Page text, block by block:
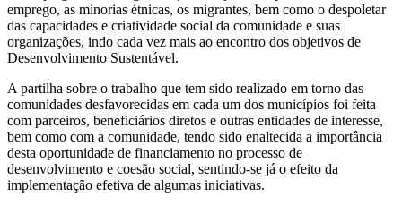
emprego, as minorias étnicas, os migrantes, bem como o despoletar
das capacidades e criatividade social da comunidade e suas
organizações, indo cada vez mais ao encontro dos objetivos de
Desenvolvimento Sustentável.
A partilha sobre o trabalho que tem sido realizado em torno das
comunidades desfavorecidas em cada um dos municípios foi feita
com parceiros, beneficiários diretos e outras entidades de interesse,
bem como com a comunidade, tendo sido enaltecida a importância
desta oportunidade de financiamento no processo de
desenvolvimento e coesão social, sentindo-se já o efeito da
implementação efetiva de algumas iniciativas.